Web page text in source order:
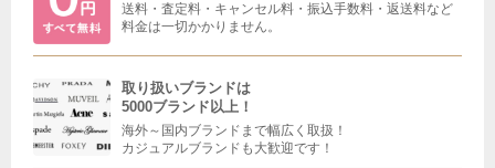
送料・査定料・キャンセル料・振込手数料・返送料など
料金は一切かかりません。
取り扱いブランドは
5000ブランド以上！
海外～国内ブランドまで幅広く取扱！
カジュアルブランドも大歓迎です！